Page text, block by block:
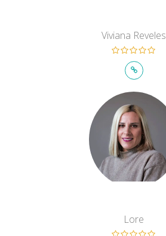
Viviana Reveles
Lore